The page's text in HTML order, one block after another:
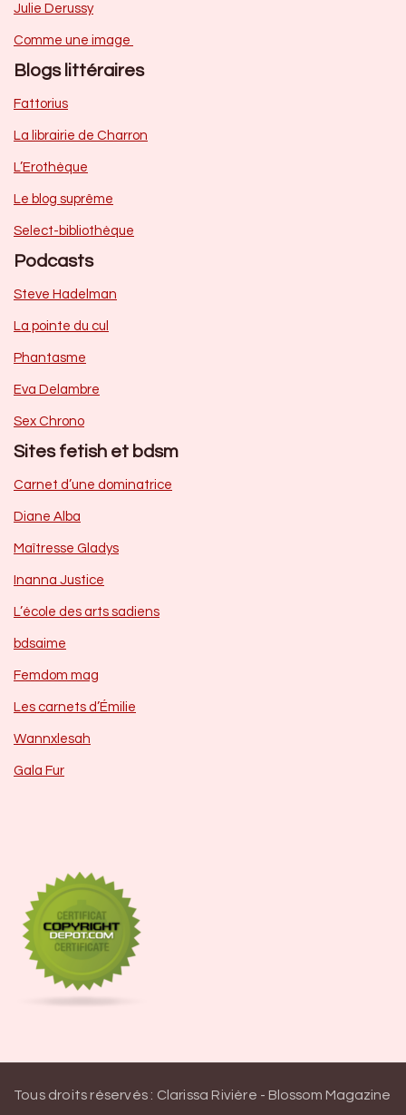
Julie Derussy
Comme une image
Blogs littéraires
Fattorius
La librairie de Charron
L’Erothèque
Le blog suprême
Select-bibliothèque
Podcasts
Steve Hadelman
La pointe du cul
Phantasme
Eva Delambre
Sex Chrono
Sites fetish et bdsm
Carnet d’une dominatrice
Diane Alba
Maîtresse Gladys
Inanna Justice
L’école des arts sadiens
bdsaime
Femdom mag
Les carnets d’Émilie
Wannxlesah
Gala Fur
Tous droits réservés : Clarissa Rivière - Blossom Magazine